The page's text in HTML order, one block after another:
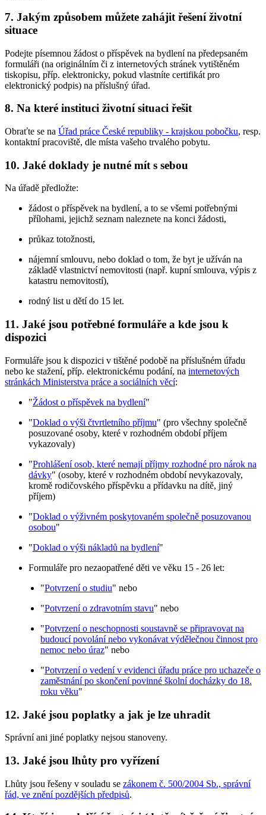
7. Jakým způsobem můžete zahájit řešení životní
situace
Podejte písemnou žádost o příspěvek na bydlení na předepsaném
formuláři (na originálním či z internetových stránek vytištěném
tiskopisu, příp. elektronicky, pokud vlastníte certifikát pro
elektronický podpis) na příslušný úřad.
8. Na které instituci životní situaci řešit
Obraťte se na Úřad práce České republiky - krajskou pobočku, resp.
kontaktní pracoviště, dle místa vašeho trvalého pobytu.
10. Jaké doklady je nutné mít s sebou
Na úřadě předložte:
žádost o příspěvek na bydlení, a to se všemi potřebnými
přílohami, jejichž seznam naleznete na konci žádosti,
průkaz totožnosti,
nájemní smlouvu, nebo doklad o tom, že byt je užíván na
základě vlastnictví nemovitosti (např. kupní smlouva, výpis z
katastru nemovitostí),
rodný list u dětí do 15 let.
11. Jaké jsou potřebné formuláře a kde jsou k
dispozici
Formuláře jsou k dispozici v tištěné podobě na příslušném úřadu
nebo ke stažení, příp. elektronickému podání, na internetových
stránkách Ministerstva práce a sociálních věcí:
"Žádost o příspěvek na bydlení"
"Doklad o výši čtvrtletního příjmu" (pro všechny společně
posuzované osoby, které v rozhodném období příjem
vykazovaly)
"Prohlášení osob, které nemají příjmy rozhodné pro nárok na
dávky" (osoby, které v rozhodném období nevykazovaly,
kromě rodičovského příspěvku a přídavku na dítě, jiný
příjem)
"Doklad o výživném poskytovaném společně posuzovanou
osobou"
"Doklad o výši nákladů na bydlení"
Formuláře pro nezaopatřené děti ve věku 15 - 26 let:
"Potvrzení o studiu" nebo
"Potvrzení o zdravotním stavu" nebo
"Potvrzení o neschopnosti soustavně se připravovat na
budoucí povolání nebo vykonávat výdělečnou činnost pro
nemoc nebo úraz" nebo
"Potvrzení o vedení v evidenci úřadu práce pro uchazeče o
zaměstnání po skončení povinné školní docházky do 18.
roku věku"
12. Jaké jsou poplatky a jak je lze uhradit
Správní ani jiné poplatky nejsou stanoveny.
13. Jaké jsou lhůty pro vyřízení
Lhůty jsou řešeny v souladu se zákonem č. 500/2004 Sb., správní
řád, ve znění pozdějších předpisů.